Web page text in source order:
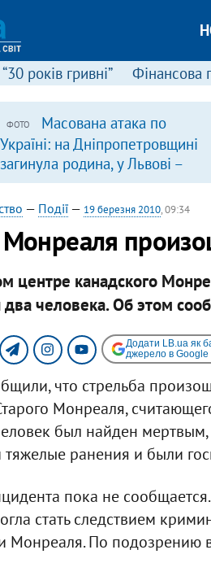
“30 років гривні” Фінансова
ФОТО
Масована атака по
Україні: на Дніпропетровщині
загинула родина, у Львові –
удар по багатоповерхівках
(доповнюється)
— Події— 19 березня 2010, 09:34
центре канадского
два человека. Об этом
Додати LB.ua як
джерело в Google
что стрельба
Монреаля,
был найден
ранения и были
пока не
стать следствием
Монреаля. По подозрению